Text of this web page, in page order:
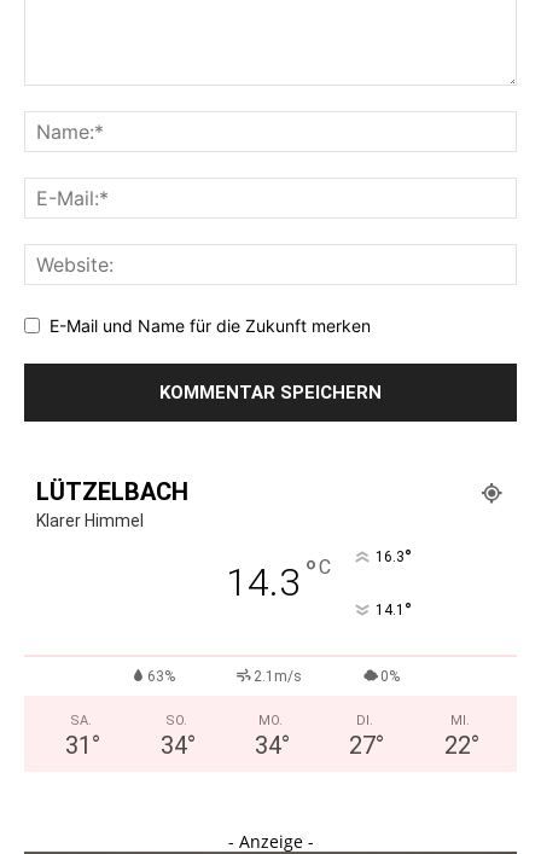
E-Mail und Name für die Zukunft merken
LÜTZELBACH
Klarer Himmel
14.3 °C 16.3°
14.1 °
63% 2.1m/s 0%
SA.
31 °
SO.
34°
MO.
34°
DI.
27°
MI.
22°
- Anzeige -